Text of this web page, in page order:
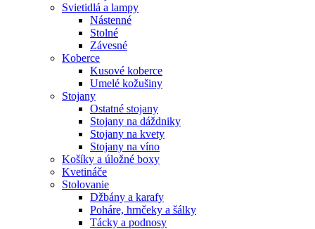
Svietidlá a lampy
Nástenné
Stolné
Závesné
Koberce
Kusové koberce
Umelé kožušiny
Stojany
Ostatné stojany
Stojany na dáždniky
Stojany na kvety
Stojany na víno
Košíky a úložné boxy
Kvetináče
Stolovanie
Džbány a karafy
Poháre, hrnčeky a šálky
Tácky a podnosy